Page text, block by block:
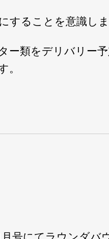
することを意識し
ー類をデリバリー
。